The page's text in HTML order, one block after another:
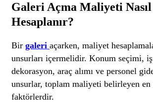
Galeri Açma Maliyeti Nasıl
Hesaplanır?
Birgaleriaçarken, maliyet
unsurları içermelidir. Konum seçimi,
dekorasyon, araç alımı ve personel
unsurlar, toplam maliyeti belirleyen
faktörlerdir.